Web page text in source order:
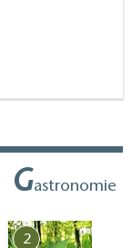
Gastronomie
2